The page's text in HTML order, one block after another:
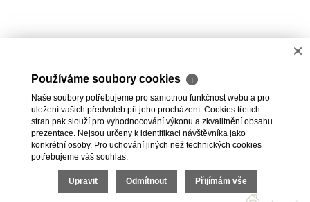
×
Používáme soubory cookies ℹ
Naše soubory potřebujeme pro samotnou funkčnost webu a pro
uložení vašich předvoleb při jeho procházení. Cookies třetích
stran pak slouží pro vyhodnocování výkonu a zkvalitnění obsahu
prezentace. Nejsou určeny k identifikaci návštěvníka jako
konkrétní osoby. Pro uchování jiných než technických cookies
potřebujeme váš souhlas.
Upravit Odmítnout Přijímám vše